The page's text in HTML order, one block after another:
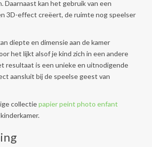
Daarnaast kan het gebruik van een
3D-effect creëert, de ruimte nog speelser
diepte en dimensie aan de kamer
het lijkt alsof je kind zich in een andere
resultaat is een unieke en uitnodigende
aansluit bij de speelse geest van
collectiepapier peint photo enfant